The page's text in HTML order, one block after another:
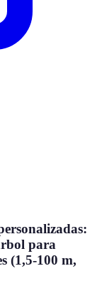
para
(1,5-100 m,